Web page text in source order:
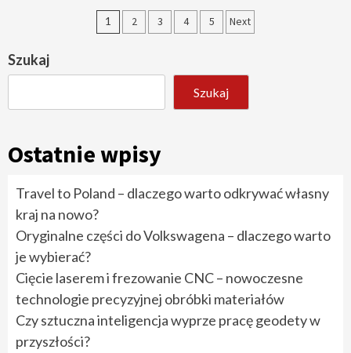
Stronicowanie
1 2 3 4 5 Next
Szukaj
Szukaj
Ostatnie wpisy
Travel to Poland – dlaczego warto odkrywać własny
kraj na nowo?
Oryginalne części do Volkswagena – dlaczego warto
je wybierać?
Cięcie laserem i frezowanie CNC – nowoczesne
technologie precyzyjnej obróbki materiałów
Czy sztuczna inteligencja wyprze pracę geodety w
przyszłości?